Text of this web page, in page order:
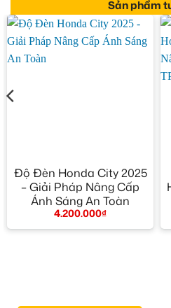
Sản phẩm
Độ Đèn Honda City 2025
– Giải Pháp Nâng Cấp
Ánh Sáng An Toàn
4.200.000₫